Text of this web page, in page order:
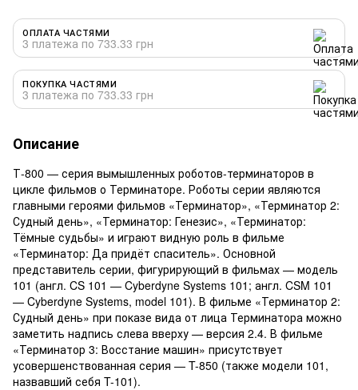
ОПЛАТА ЧАСТЯМИ
3 платежа по 733.33 грн
ПОКУПКА ЧАСТЯМИ
3 платежа по 733.33 грн
Описание
Т-800 — серия вымышленных роботов-терминаторов в
цикле фильмов о Терминаторе. Роботы серии являются
главными героями фильмов «Терминатор», «Терминатор 2:
Судный день», «Терминатор: Генезис», «Терминатор:
Тёмные судьбы» и играют видную роль в фильме
«Терминатор: Да придёт спаситель». Основной
представитель серии, фигурирующий в фильмах — модель
101 (англ. CS 101 — Cyberdyne Systems 101; англ. CSM 101
— Cyberdyne Systems, model 101). В фильме «Терминатор 2:
Судный день» при показе вида от лица Терминатора можно
заметить надпись слева вверху — версия 2.4. В фильме
«Терминатор 3: Восстание машин» присутствует
усовершенствованная серия — T-850 (также модели 101,
назвавший себя T-101).